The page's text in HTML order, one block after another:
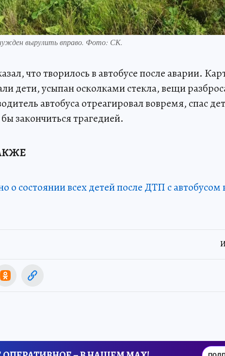
вырулить вправо. Фото: СК.
что творилось в автобусе после аварии.
дети, усыпан осколками стекла, вещи
автобуса отреагировал вовремя, спас
закончиться трагедией.
о состоянии всех детей после ДТП с